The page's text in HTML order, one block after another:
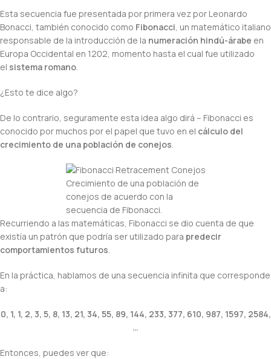
Esta secuencia fue presentada por primera vez por Leonardo
Bonacci, también conocido como Fibonacci, un matemático italiano
responsable de la introducción de la numeración hindú-árabe en
Europa Occidental en 1202, momento hasta el cual fue utilizado
el sistema romano.
¿Esto te dice algo?
De lo contrario, seguramente esta idea algo dirá – Fibonacci es
conocido por muchos por el papel que tuvo en el cálculo del
crecimiento de una población de conejos.
Crecimiento de una población de
conejos de acuerdo con la
secuencia de Fibonacci.
Recurriendo a las matemáticas, Fibonacci se dio cuenta de que
existía un patrón que podría ser utilizado para predecir
comportamientos futuros.
En la práctica, hablamos de una secuencia infinita que corresponde
a:
0, 1, 1, 2, 3, 5, 8, 13, 21, 34, 55, 89, 144, 233, 377, 610, 987, 1597, 2584,
…
Entonces, puedes ver que: